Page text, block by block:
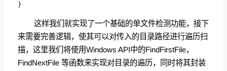
}
这样我们就实现了一个基础的单文件检测功能，接下
来需要完善逻辑，使其可以对传入的目录路径进行遍历扫
描，这里我们将使用Windows API中的FindFirstFile，
FindNextFile 等函数来实现对目录的遍历，同时将其封装